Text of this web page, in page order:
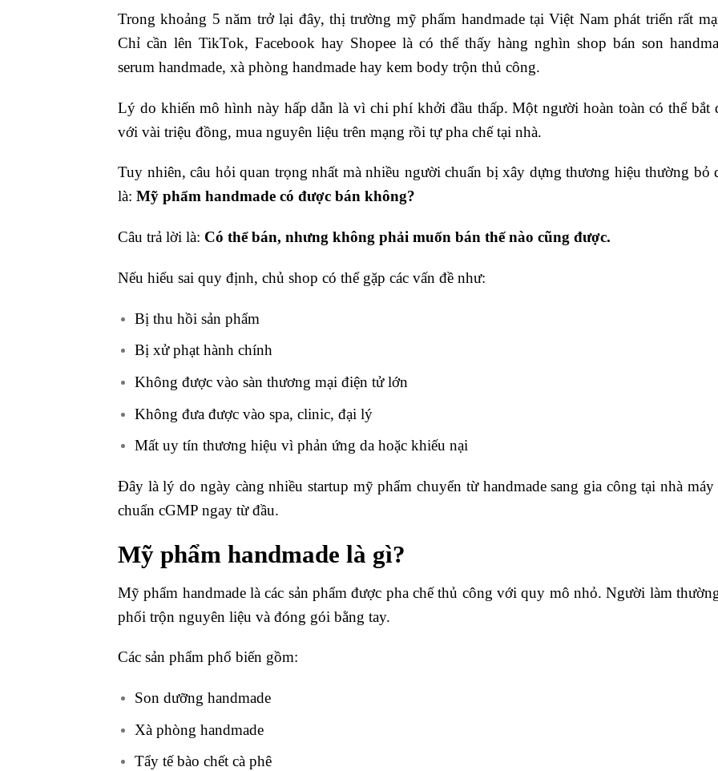
Trong khoảng 5 năm trở lại đây, thị trường mỹ phẩm handmade tại Việt Nam phát triển rất
Chỉ cần lên TikTok, Facebook hay Shopee là có thể thấy hàng nghìn shop bán son
serum handmade, xà phòng handmade hay kem body trộn thủ công.
Lý do khiến mô hình này hấp dẫn là vì chi phí khởi đầu thấp. Một người hoàn toàn có thể bắt
với vài triệu đồng, mua nguyên liệu trên mạng rồi tự pha chế tại nhà.
Tuy nhiên, câu hỏi quan trọng nhất mà nhiều người chuẩn bị xây dựng thương hiệu thường bỏ
là: Mỹ phẩm handmade có được bán không?
Câu trả lời là: Có thể bán, nhưng không phải muốn bán thế nào cũng được.
Nếu hiểu sai quy định, chủ shop có thể gặp các vấn đề như:
Bị thu hồi sản phẩm
Bị xử phạt hành chính
Không được vào sàn thương mại điện tử lớn
Không đưa được vào spa, clinic, đại lý
Mất uy tín thương hiệu vì phản ứng da hoặc khiếu nại
Đây là lý do ngày càng nhiều startup mỹ phẩm chuyển từ handmade sang gia công tại nhà máy
chuẩn cGMP ngay từ đầu.
Mỹ phẩm handmade là gì?
Mỹ phẩm handmade là các sản phẩm được pha chế thủ công với quy mô nhỏ. Người làm
phối trộn nguyên liệu và đóng gói bằng tay.
Các sản phẩm phổ biến gồm:
Son dưỡng handmade
Xà phòng handmade
Tẩy tế bào chết cà phê